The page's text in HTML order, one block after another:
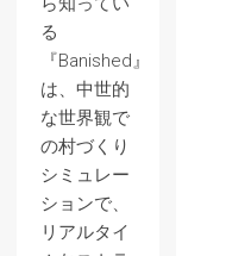
る
『Banished』
は、中世的
な世界観で
の村づくり
シミュレー
ションで、
リアルタイ